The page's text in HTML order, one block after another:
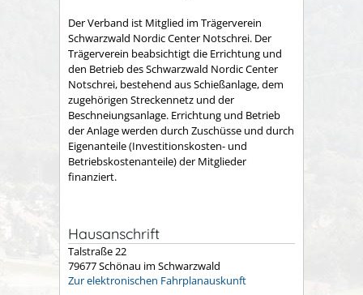
Der Verband ist Mitglied im Trägerverein
Schwarzwald Nordic Center Notschrei. Der
Trägerverein beabsichtigt die Errichtung und
den Betrieb des Schwarzwald Nordic Center
Notschrei, bestehend aus Schießanlage, dem
zugehörigen Streckennetz und der
Beschneiungsanlage. Errichtung und Betrieb
der Anlage werden durch Zuschüsse und durch
Eigenanteile (Investitionskosten- und
Betriebskostenanteile) der Mitglieder
finanziert.
Hausanschrift
Talstraße 22
79677Schönau im Schwarzwald
Zur elektronischen Fahrplanauskunft